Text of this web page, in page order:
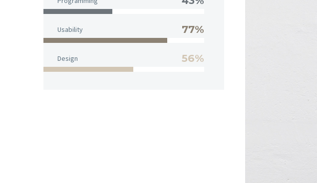
Usability 77%
Design 56%